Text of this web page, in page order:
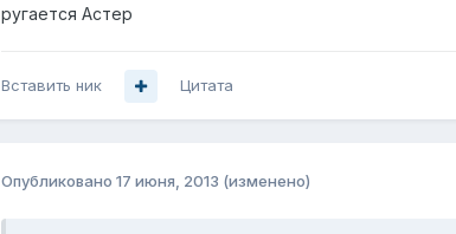
ругается Астер
Вставить ник Цитата
Опубликовано 17 июня, 2013 (изменено)